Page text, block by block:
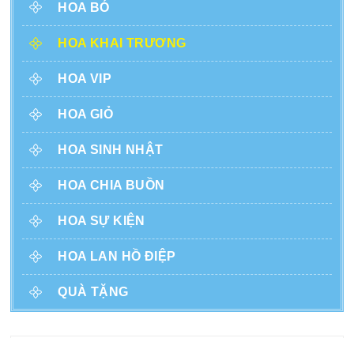
HOA BÓ
HOA KHAI TRƯƠNG
HOA VIP
HOA GIỎ
HOA SINH NHẬT
HOA CHIA BUỒN
HOA SỰ KIỆN
HOA LAN HỒ ĐIỆP
QUÀ TẶNG